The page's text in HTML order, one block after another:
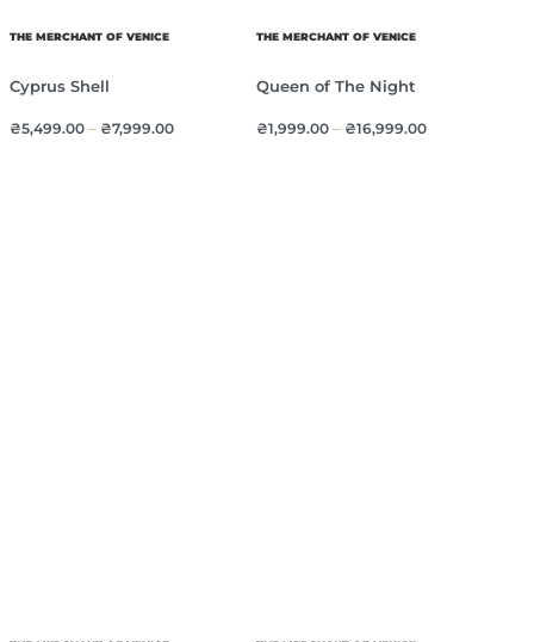
THE MERCHANT OF VENICE
Cyprus Shell
₴5,499.00– ₴7,999.00
THE MERCHANT OF VENICE
Queen of The Night
₴1,999.00 – ₴16,999.00